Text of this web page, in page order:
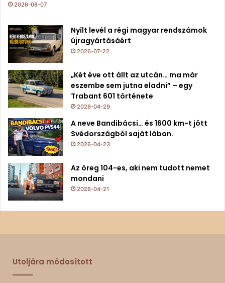
2026-08-07
Nyílt levél a régi magyar rendszámok
újragyártásáért
2026-07-22
„Két éve ott állt az utcán… ma már
eszembe sem jutna eladni” – egy
Trabant 601 története
2026-04-29
A neve Bandibácsi… és 1600 km-t jött
Svédországból saját lábon.
2026-04-23
Az öreg 104-es, aki nem tudott nemet
mondani
2026-04-21
Utoljára módosított